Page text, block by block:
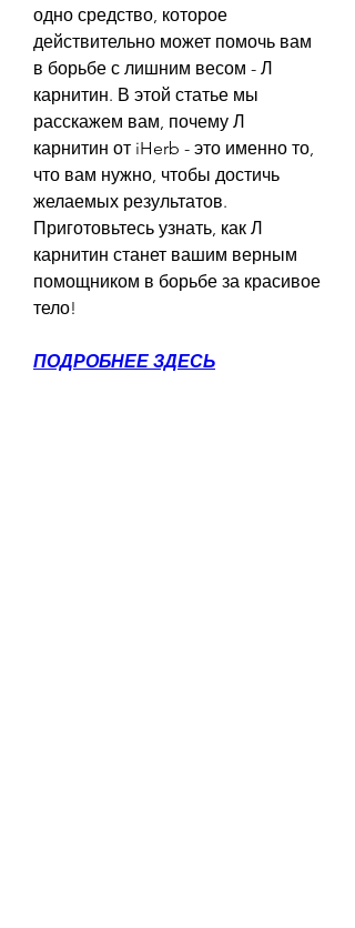
одно средство, которое
действительно может помочь вам
в борьбе с лишним весом - Л
карнитин. В этой статье мы
расскажем вам, почему Л
карнитин от iHerb - это именно то,
что вам нужно, чтобы достичь
желаемых результатов.
Приготовьтесь узнать, как Л
карнитин станет вашим верным
помощником в борьбе за красивое
тело!
ПОДРОБНЕЕ ЗДЕСЬ